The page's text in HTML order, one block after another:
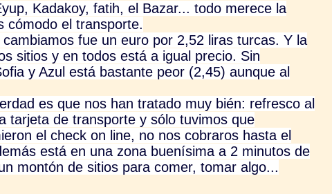
Kadakoy, fatih, el Bazar... todo merece la
cómodo el transporte.
fue un euro por 2,52 liras turcas. Y la
sitios y en todos está a igual precio. Sin
y Azul está bastante peor (2,45) aunque al
es que nos han tratado muy bién: refresco al
tarjeta de transporte y sólo tuvimos que
el check on line, no nos cobraros hasta el
está en una zona buenísima a 2 minutos de
montón de sitios para comer, tomar algo...